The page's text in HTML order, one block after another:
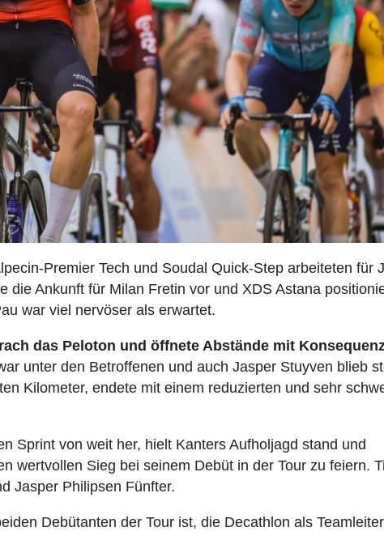
Premier Tech und Soudal Quick-Step arbeiteten für
die Ankunft für Milan Fretin vor und XDS Astana
war viel nervöser als erwartet.
das Peloton und öffnete Abstände mit
unter den Betroffenen und auch Jasper Stuyven blieb
Kilometer, endete mit einem reduzierten und sehr
Sprint von weit her, hielt Kanters Aufholjagd stand und
wertvollen Sieg bei seinem Debüt in der Tour zu feiern.
Jasper Philipsen Fünfter.
Debütanten der Tour ist, die Decathlon als Teamleiter